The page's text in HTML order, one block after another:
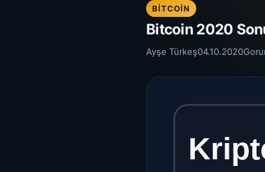
BITCOIN
Bitcoin 2020
Ayşe Türkeş04.10.2020